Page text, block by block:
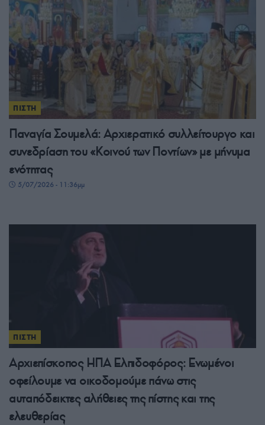
ΠΙΣΤΗ
Παναγία Σουμελά: Αρχιερατικό συλλείτουργο και
συνεδρίαση του «Κοινού των Ποντίων» με μήνυμα
ενότητας
5/07/2026 - 11:36μμ
ΠΙΣΤΗ
Αρχιεπίσκοπος ΗΠΑ Ελπιδοφόρος: Ενωμένοι
οφείλουμε να οικοδομούμε πάνω στις
αυταπόδεικτες αλήθειες της πίστης και της
ελευθερίας